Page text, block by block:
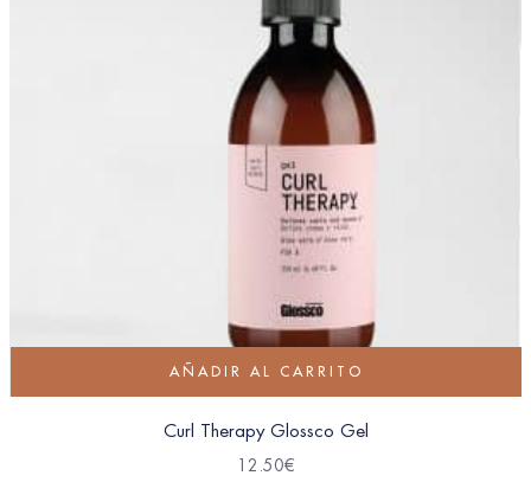
AÑADIR AL CARRITO
Curl Therapy Glossco Gel
12.50€